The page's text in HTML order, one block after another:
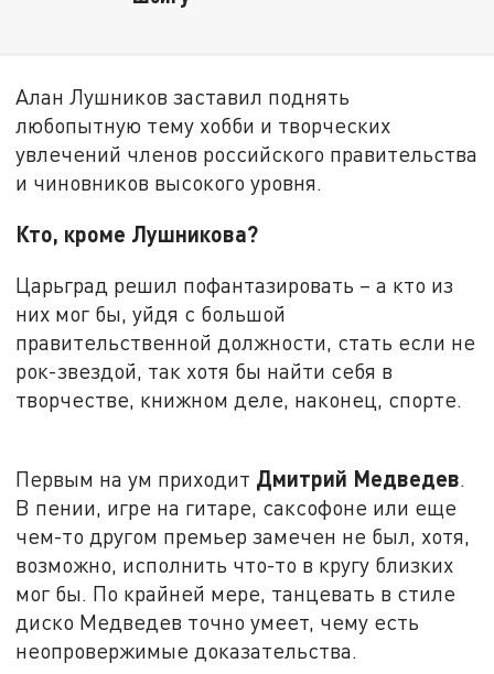
Алан Лушников заставил поднять
любопытную тему хобби и творческих
увлечений членов российского правительства
и чиновников высокого уровня.
Кто, кроме Лушникова?
Царьград решил пофантазировать – а кто из
них мог бы, уйдя с большой
правительственной должности, стать если не
рок-звездой, так хотя бы найти себя в
творчестве, книжном деле, наконец, спорте.
Первым на ум приходит Дмитрий Медведев.
В пении, игре на гитаре, саксофоне или еще
чем-то другом премьер замечен не был, хотя,
возможно, исполнить что-то в кругу близких
мог бы. По крайней мере, танцевать в стиле
диско Медведев точно умеет, чему есть
неопровержимые доказательства.